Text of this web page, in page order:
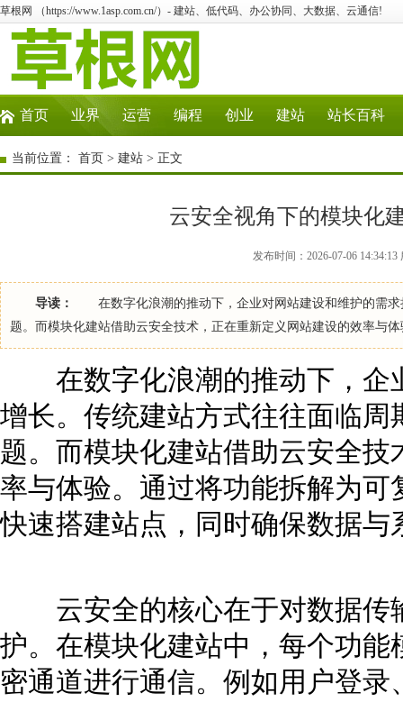
草根网 （https://www.1asp.com.cn/）- 建站、低代码、办公协同、大数据、云通信!
首页 业界 运营 编程 创业 建站 站长百科
当前位置： 首页 > 建站 > 正文
云安全视角下的模块化
发布时间：2026-07-06
导读：
在数字化浪潮的推动下，企业对网站建设和维护的需求
题。而模块化建站借助云安全技术，正在重新定义网站建设的效率与
在数字化浪潮的推动下，企
增长。传统建站方式往往面临
题。而模块化建站借助云安全
率与体验。通过将功能拆解为
快速搭建站点，同时确保数据与
云安全的核心在于对数据传
护。在模块化建站中，每个功
密通道进行通信。例如用户登